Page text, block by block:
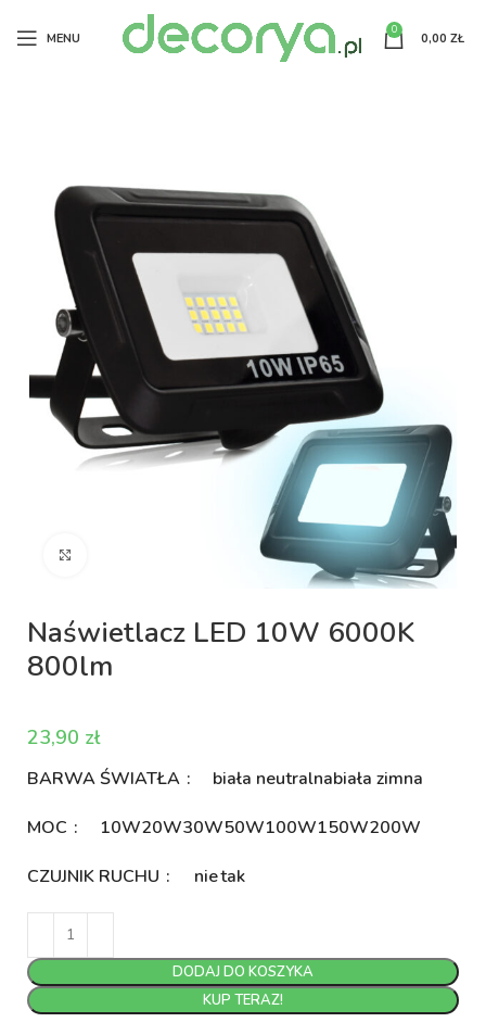
MENU
0
0,00 ZŁ
Naświetlacz LED 10W 6000K
800lm
zł
BARWA ŚWIATŁA biała neutralnabiała zimna
MOC 10W20W30W50W100W150W200W
CZUJNIK RUCHU nietak
DODAJ DO KOSZYKA
KUP TERAZ!